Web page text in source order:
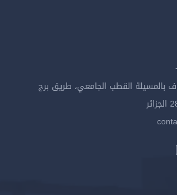
بالمسيلة القطب الجامعي، طريق برج